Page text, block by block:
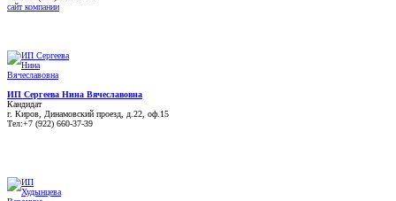
сайт компании
ИП Сергеева Нина Вячеславовна
Кандидат
г. Киров, Динамовский проезд, д.22, оф.15
Тел:+7 (922) 660-37-39